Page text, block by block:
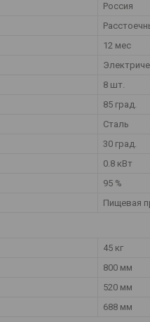
Россия
12 мес
8 шт.
85 град.
Сталь
30 град.
0.8 кВт
95 %
Пищевая
45 кг
800 мм
520 мм
688 мм